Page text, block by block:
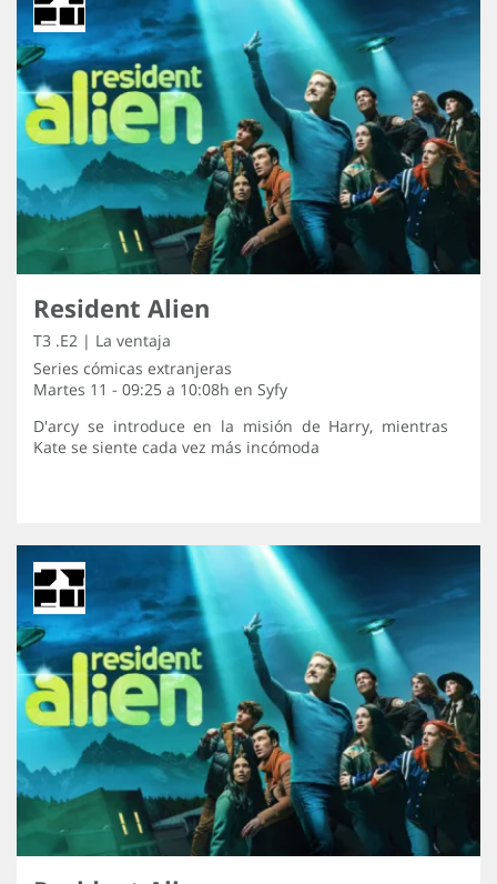
Resident Alien
T3 .E2 | La ventaja
Series cómicas extranjeras
Martes 11 - 09:25 a 10:08h en Syfy
D'arcy se introduce en la misión de Harry, mientras
Kate se siente cada vez más incómoda